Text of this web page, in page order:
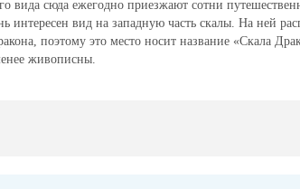
вида сюда ежегодно приезжают сотни
интересен вид на западную часть скалы. На ней
поэтому это место носит название «Скала
живописны.